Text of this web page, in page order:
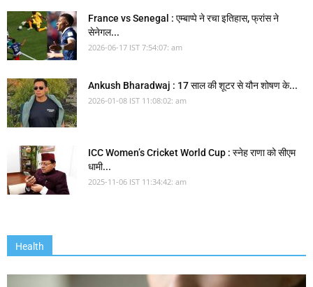
France vs Senegal : एम्बाप्पे ने रचा इतिहास, फ्रांस ने
सेनेगल...
2026-06-17 IST 7:54:07: am
Ankush Bharadwaj : 17 साल की शूटर से यौन शोषण के...
2026-01-08 IST 11:08:02: am
ICC Women’s Cricket World Cup : स्नेह राणा को सीएम
धामी...
2025-11-06 IST 11:34:42: am
Health